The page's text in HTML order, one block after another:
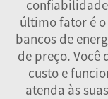
último fator é
bancos de
de preço.
custo e
atenda às